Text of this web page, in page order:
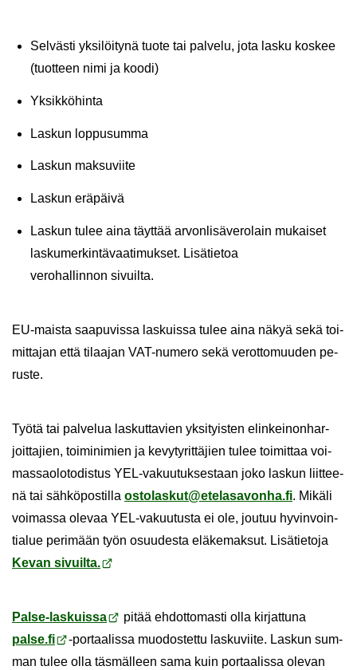
Sel­väs­ti yk­si­löi­ty­nä tuote tai pal­ve­lu, jota lasku kos­kee
(tuot­teen nimi ja koodi)
Yk­sik­kö­hin­ta
Las­kun lop­pusum­ma
Las­kun mak­su­vii­te
Las­kun erä­päi­vä
Las­kun tulee aina täyt­tää ar­von­li­sä­ve­ro­lain mu­kai­set
las­ku­mer­kin­tä­vaa­ti­muk­set. Li­sä­tie­toa
ve­ro­hal­lin­non si­vuil­ta.
EU-​maista saa­pu­vis­sa las­kuis­sa tulee aina näkyä sekä toi­
mit­ta­jan että ti­laa­jan VAT-​numero sekä ve­rot­to­muu­den pe­
rus­te.
Työtä tai pal­ve­lua las­kut­ta­vien yk­si­tyis­ten elin­kei­non­har­
joit­ta­jien, toi­mi­ni­mien ja ke­vy­ty­rit­tä­jien tulee toi­mit­taa voi­
mas­sao­lo­to­dis­tus YEL-​vakuutuksestaan joko las­kun liit­tee­
nä tai säh­kö­pos­til­la os­to­las­kut@ete­la­sa­von­ha.fi. Mi­kä­li
voi­mas­sa ole­vaa YEL-​vakuutusta ei ole, jou­tuu hy­vin­voin­
tia­lue pe­ri­mään työn osuu­des­ta elä­ke­mak­sut. Li­sä­tie­to­ja
Kevan si­vuil­ta.
Palse-​laskuissa
pitää eh­dot­to­mas­ti olla kir­jat­tu­na
palse.fi
-​portaalissa muo­dos­tet­tu las­ku­vii­te. Las­kun sum­
man tulee olla täs­mäl­leen sama kuin por­taa­lis­sa ole­van